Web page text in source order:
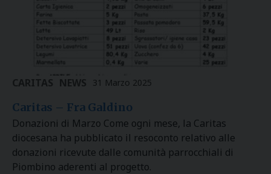
CARITAS NEWS 31 Marzo 2025
Caritas – Fra Galdino
Donazioni di Marzo Come ogni mese, la Caritas
diocesana ha pubblicato il resoconto relativo alle
donazioni ricevute dalle comunità parrocchiali di
Piombino aderenti al progetto.